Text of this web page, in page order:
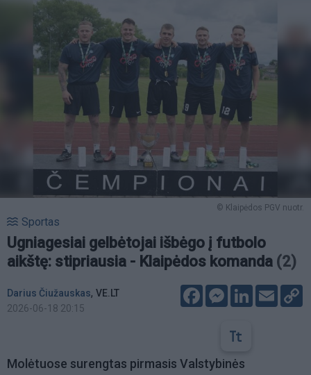
© Klaipėdos PGV nuotr.
Sportas
Ugniagesiai gelbėtojai išbėgo į futbolo
aikštę: stipriausia - Klaipėdos komanda (2)
Darius Čiužauskas, VE.LT
2026-06-18 20:15
FacebookMessenger
LinkedIn
Email
Molėtuose surengtas pirmasis Valstybinės